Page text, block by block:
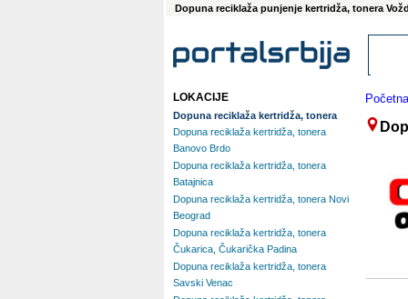
Dopuna reciklaža punjenje kertridža, tonera
Početna
LOKACIJE
Dopuna reciklaža kertridža, tonera
Dopuna reciklaža kertridža, tonera
Banovo Brdo
Dopuna reciklaža kertridža, tonera
Batajnica
Dopuna reciklaža kertridža, tonera Novi
Beograd
Dopuna reciklaža kertridža, tonera
Čukarica, Čukarička Padina
Dopuna reciklaža kertridža, tonera
Savski Venac